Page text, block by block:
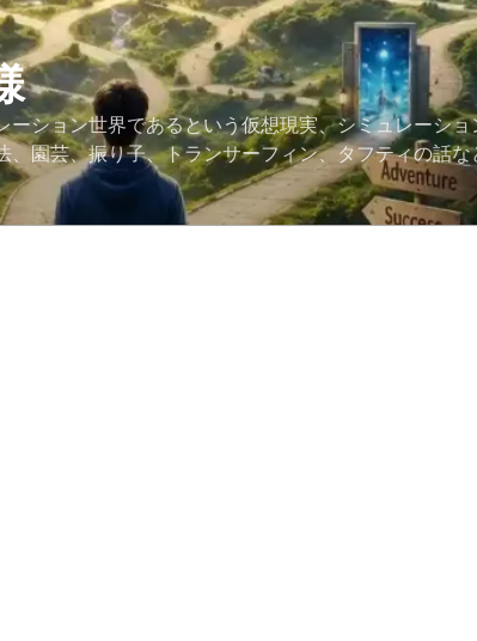
ション世界であるという仮想現実、シミュレーシ
園芸、振り子、トランサーフィン、タフティの話